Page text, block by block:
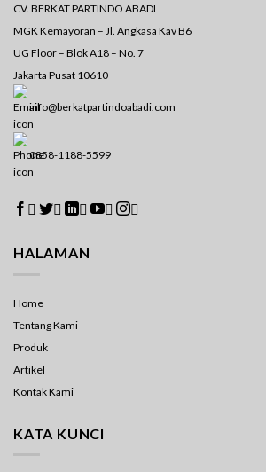
CV. BERKAT PARTINDO ABADI
MGK Kemayoran – Jl. Angkasa Kav B6
UG Floor – Blok A18 – No. 7
Jakarta Pusat 10610
info@berkatpartindoabadi.com
0858-1188-5599
    
HALAMAN
Home
Tentang Kami
Produk
Artikel
Kontak Kami
KATA KUNCI